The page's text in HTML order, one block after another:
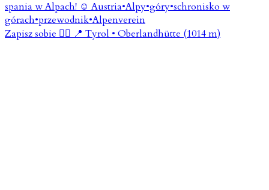
Zapisz sobie 👇🏼 📍 Tyrol • Oberlandhütte (1014 m)